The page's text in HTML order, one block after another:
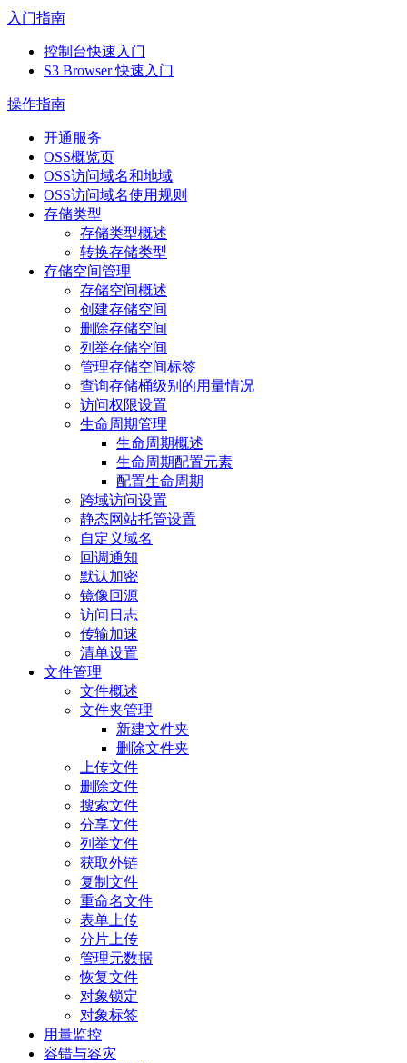
入门指南
控制台快速入门
S3 Browser 快速入门
操作指南
开通服务
OSS概览页
OSS访问域名和地域
OSS访问域名使用规则
存储类型
存储类型概述
转换存储类型
存储空间管理
存储空间概述
创建存储空间
删除存储空间
列举存储空间
管理存储空间标签
查询存储桶级别的用量情况
访问权限设置
生命周期管理
生命周期概述
生命周期配置元素
配置生命周期
跨域访问设置
静态网站托管设置
自定义域名
回调通知
默认加密
镜像回源
访问日志
传输加速
清单设置
文件管理
文件概述
文件夹管理
新建文件夹
删除文件夹
上传文件
删除文件
搜索文件
分享文件
列举文件
获取外链
复制文件
重命名文件
表单上传
分片上传
管理元数据
恢复文件
对象锁定
对象标签
用量监控
容错与容灾